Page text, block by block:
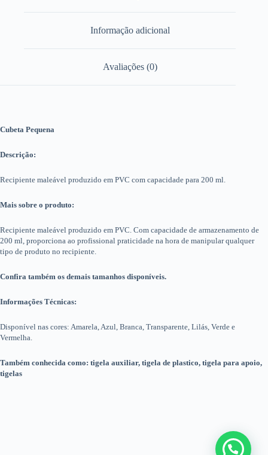
Informação adicional
Avaliações (0)
Cubeta Pequena
Descrição:
Recipiente maleável produzido em PVC com capacidade para 200 ml.
Mais sobre o produto:
Recipiente maleável produzido em PVC. Com capacidade de armazenamento de
200 ml, proporciona ao profissional praticidade na hora de manipular qualquer
tipo de produto no recipiente.
Confira também os demais tamanhos disponíveis.
Informações Técnicas:
Disponível nas cores: Amarela, Azul, Branca, Transparente, Lilás, Verde e
Vermelha.
Também conhecida como: tigela auxiliar, tigela de plastico, tigela para apoio,
tigelas